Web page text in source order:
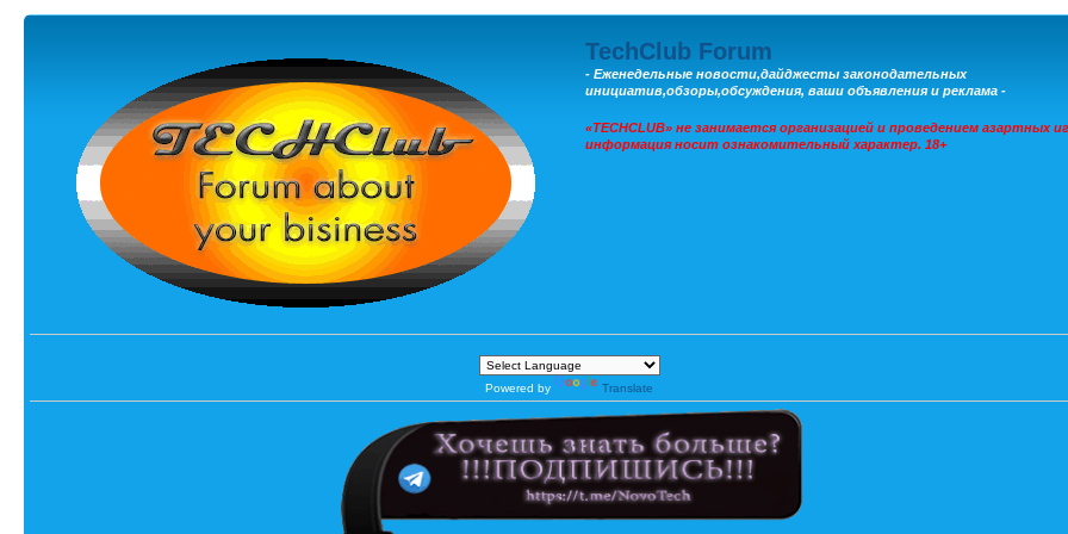
TechClub Forum
- Еженедельные новости,дайджесты законодательных
инициатив,обзоры,обсуждения, ваши объявления и реклама -
«TECHCLUB» не занимается организацией и проведением азартных
информация носит ознакомительный характер. 18+
Powered by Translate